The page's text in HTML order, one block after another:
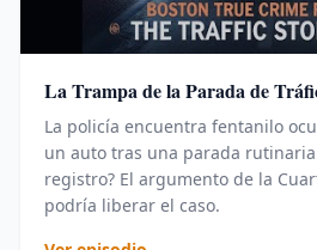
La Trampa de la Parada de
La policía encuentra fentanilo
un auto tras una parada
registro? El argumento de la
podría liberar el caso.